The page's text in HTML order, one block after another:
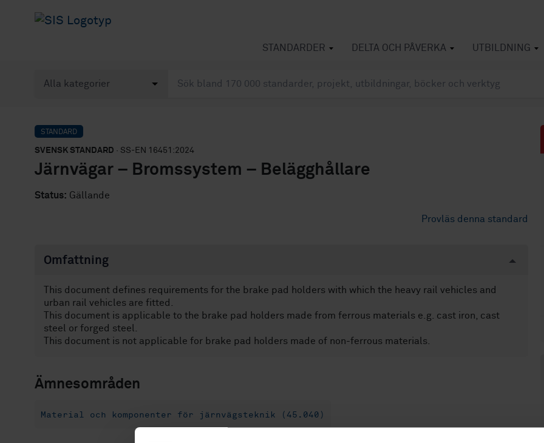
STANDARDER DELTA OCH PÅVERKA UTBILDNING
STANDARD
SVENSK STANDARD · SS-EN 16451:2024
Järnvägar – Bromssystem – Belägghållare
Status: Gällande
Provläs denna standard
Omfattning
This document defines requirements for the brake pad holders with which the heavy rail vehicles and
urban rail vehicles are fitted.
This document is applicable to the brake pad holders made from ferrous materials e.g. cast iron, cast
steel or forged steel.
This document is not applicable for brake pad holders made of non-ferrous materials.
Ämnesområden
Material och komponenter för järnvägsteknik (45.040)